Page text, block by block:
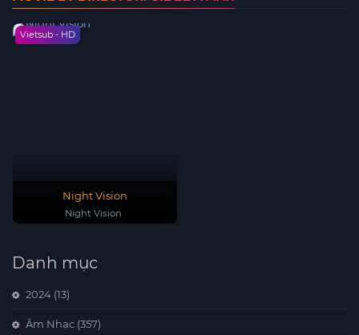
Vietsub - HD
Night Vision
Night Vision
Danh mục
2024 (13)
Âm Nhạc (357)